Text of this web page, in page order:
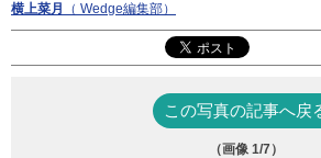
横上菜月
（ Wedge編集部）
この写真の記事へ戻
（画像 1/7）